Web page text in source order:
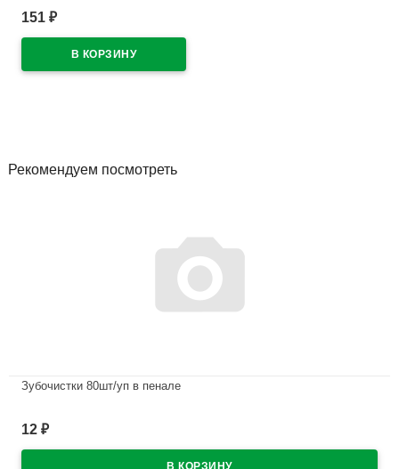
10 штук в наборе арт Т150-10
151 ₽
Рекомендуем посмотреть
Зубочистки 80шт/уп в пенале
12 ₽